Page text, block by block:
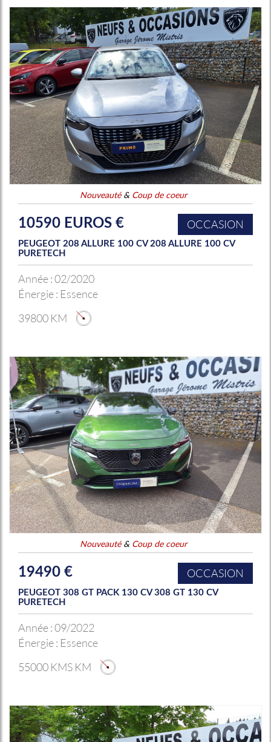
Nouveauté& Coup de coeur
10590 EUROS € OCCASION
PEUGEOT 208 ALLURE 100 CV 208 ALLURE 100 CV
PURETECH
Année :02/2020
Énergie : Essence
39800 KM
Nouveauté& Coup de coeur
19490 € OCCASION
PEUGEOT 308 GT PACK 130 CV 308 GT 130 CV
PURETECH
Année :09/2022
Énergie : Essence
55000 KMS KM